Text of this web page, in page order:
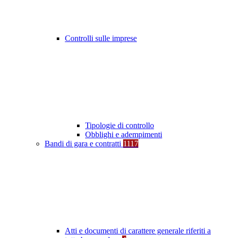
Controlli sulle imprese
Tipologie di controllo
Obblighi e adempimenti
Bandi di gara e contratti 1117
Atti e documenti di carattere generale riferiti a